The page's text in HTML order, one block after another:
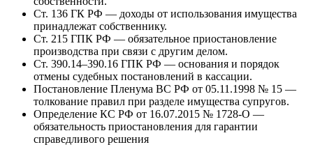
Ст. 136 ГК РФ — доходы от использования имущества
принадлежат собственнику.
Ст. 215 ГПК РФ — обязательное приостановление
производства при связи с другим делом.
Ст. 390.14–390.16 ГПК РФ — основания и порядок
отмены судебных постановлений в кассации.
Постановление Пленума ВС РФ от 05.11.1998 № 15 —
толкование правил при разделе имущества супругов.
Определение КС РФ от 16.07.2015 № 1728‑О —
обязательность приостановления для гарантии
справедливого решения